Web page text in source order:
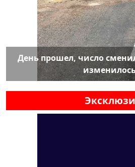
День прошел, число